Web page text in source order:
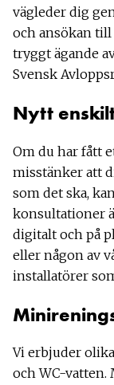
vägleder dig
och ansökan
tryggt ägande
Svensk
Nytt
Om du har fått
misstänker att
som det ska,
konsultationer
digitalt och på
eller någon av
installatörer
Vi erbjuder
och WC-